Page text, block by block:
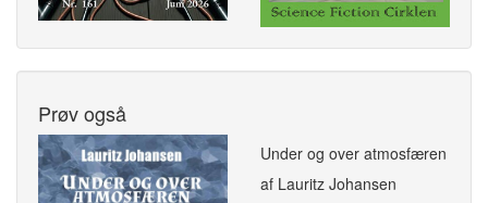
Prøv også
Under og over atmosfæren
af Lauritz Johansen